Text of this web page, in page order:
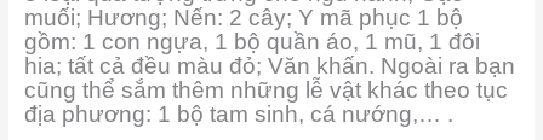
muối; Hương; Nến: 2 cây; Y mã phục 1 bộ
gồm: 1 con ngựa, 1 bộ quần áo, 1 mũ, 1 đôi
hia; tất cả đều màu đỏ; Văn khấn. Ngoài ra bạn
cũng thể sắm thêm những lễ vật khác theo tục
địa phương: 1 bộ tam sinh, cá nướng,… .